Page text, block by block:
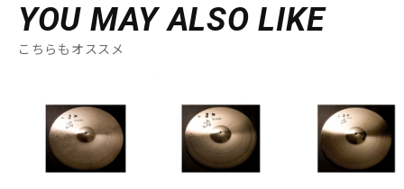
YOU MAY ALSO LIKE
こちらもオススメ